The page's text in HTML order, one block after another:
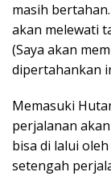
masih
akan melewati
(Saya akan
dipertahankan
Memasuki
perjalanan
bisa di lalui
setengah